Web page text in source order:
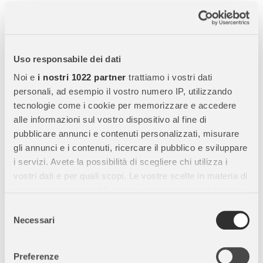
Uso responsabile dei dati
Noi e i nostri 1022 partner trattiamo i vostri dati
personali, ad esempio il vostro numero IP, utilizzando
tecnologie come i cookie per memorizzare e accedere
alle informazioni sul vostro dispositivo al fine di
pubblicare annunci e contenuti personalizzati, misurare
gli annunci e i contenuti, ricercare il pubblico e sviluppare
i servizi. Avete la possibilità di scegliere chi utilizza i
vostri dati e per quali scopi. Le vostre scelte in materia di
modificare o revocare il proprio consenso in qualsiasi
momento dalla Dichiarazione sui cookie o facendo clic
delNecessari
Preferenze
7 Tasti Sonori Interattivi:Include tasti con funzioni come
sveglia, fotocamera, e-mail e suoneria, per un’esperienza
educativa e divertente.
Custodia Protettiva Rimovibile:In silicone resistente,
protegge il telefono daurti e cadute accidentali.
Facile da Maneggiare: Dimensioni e materiali studiati per le
mani dei bambini, garantendo comfort e sicurezza.
Batterie Incluse: Funziona con3 batterie LR44, già incluse
nella confezione.
Benefici Educativi:
udito e